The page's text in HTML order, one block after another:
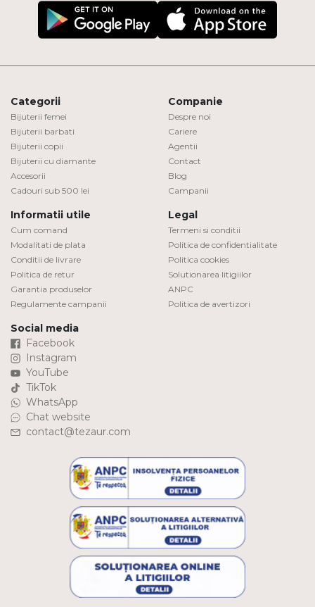
Categorii
Bijuterii femei
Bijuterii barbati
Bijuterii copii
Bijuterii cu diamante
Accesorii
Cadouri sub 500 lei
Companie
Despre noi
Cariere
Agentii
Contact
Blog
Campanii
Informatii utile
Cum comand
Modalitati de plata
Conditii de livrare
Politica de retur
Garantia produselor
Regulamente campanii
Legal
Termeni si conditii
Politica de confidentialitate
Politica cookies
Solutionarea litigiilor
ANPC
Politica de avertizori
Social media
Facebook
Instagram
YouTube
TikTok
WhatsApp
Chat website
contact@tezaur.com